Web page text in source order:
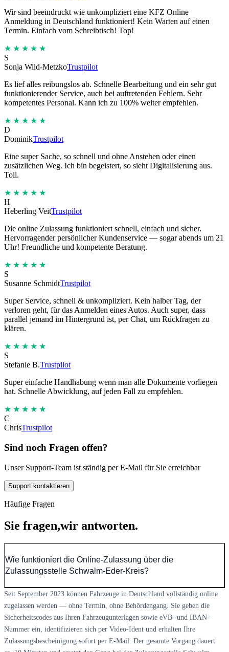
Wir sind beeindruckt wie unkompliziert eine KFZ Online
Anmeldung in Deutschland funktioniert! Kein Warten auf einen
Termin. Einfach vom Schreibtisch! Top!
★★★★★
S
Sonja Wild-MetzkoTrustpilot
Es lief alles reibungslos ab. Schnelle Bearbeitung und ein sehr gut
funktionierender Service, auch bei auftretenden Fehlern. Sehr
kompetentes Personal. Kann ich zu 100% weiter empfehlen.
★★★★★
D
DominikTrustpilot
Eine super Sache, so schnell und ohne Anstehen oder einen
zusätzlichen Weg. Ich bin begeistert, so sieht Digitalisierung aus.
Toll.
★★★★★
H
Heberling VeitTrustpilot
Die online Zulassung funktioniert schnell, einfach und sicher.
Hervorragender persönlicher Kundenservice — sogar abends um 21
Uhr! Freundliche und kompetente Beratung.
★★★★★
S
Susanne SchmidtTrustpilot
Super Service, schnell & unkompliziert. Kein halber Tag, der
verloren geht, für das Anmelden eines Autos. Auch super, dass
parallel jemand im Hintergrund ist, per Chat, um Rückfragen zu
klären.
★★★★★
S
Stefanie B.Trustpilot
Super einfache Handhabung wenn man alle Dokumente vorliegen
hat. Schnelle Abwicklung, auf jeden Fall zu empfehlen.
★★★★★
C
ChrisTrustpilot
Sind noch Fragen offen?
Unser Support-Team ist ständig per E-Mail für Sie erreichbar
Support kontaktieren
Häufige Fragen
Sie fragen,wir antworten.
Wie funktioniert die Online-Zulassung über die
Zulassungsstelle Schwalm-Eder-Kreis?
Seit September 2023 können Fahrzeuge in Deutschland vollständig online
zugelassen werden — ohne Termin, ohne Behördengang. Sie geben die
Sicherheitscodes aus Ihren Fahrzeugunterlagen sowie eVB- und IBAN-
Nummer ein, identifizieren sich per Video-Ident und erhalten Ihre
Zulassungsbescheinigung sofort per E-Mail. Der gesamte Vorgang dauert